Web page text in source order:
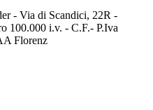
- Via di Scandici, 22R -
100.000 i.v. - C.F.- P.Iva
Florenz